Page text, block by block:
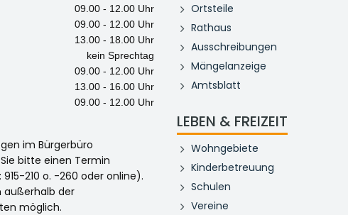
09.00 - 12.00 Uhr
09.00 - 12.00 Uhr
13.00 - 18.00 Uhr
kein Sprechtag
09.00 - 12.00 Uhr
13.00 - 16.00 Uhr
09.00 - 12.00 Uhr
im Bürgerbüro
bitte einen Termin
210 o. -260 oder online).
außerhalb der
möglich.
Ortsteile
Rathaus
Ausschreibungen
Mängelanzeige
Amtsblatt
LEBEN & FREIZEIT
Wohngebiete
Kinderbetreuung
Schulen
Vereine